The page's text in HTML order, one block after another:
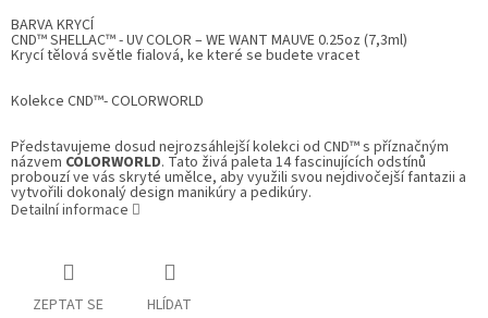
BARVA KRYCÍ
CND™ SHELLAC™ - UV COLOR – WE WANT MAUVE 0.25oz (7,3ml)
Krycí tělová světle fialová, ke které se budete vracet
Kolekce CND™- COLORWORLD
Představujeme dosud nejrozsáhlejší kolekci od CND™ s příznačným
názvem COLORWORLD. Tato živá paleta 14 fascinujících odstínů
probouzí ve vás skryté umělce, aby využili svou nejdivočejší fantazii a
vytvořili dokonalý design manikúry a pedikúry.
Detailní informace
ZEPTAT SE HLÍDAT